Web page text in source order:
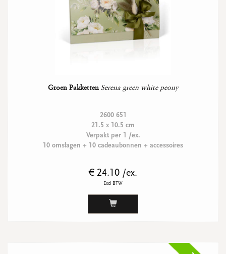
Groen Pakketten Serena green white peony
2600 651
21.5 x 10.5 cm
Verpakt per 1 /ex.
10 omslagen + 10 cadeaubonnen + accessoires
€ 24.10 /ex.
Excl BTW